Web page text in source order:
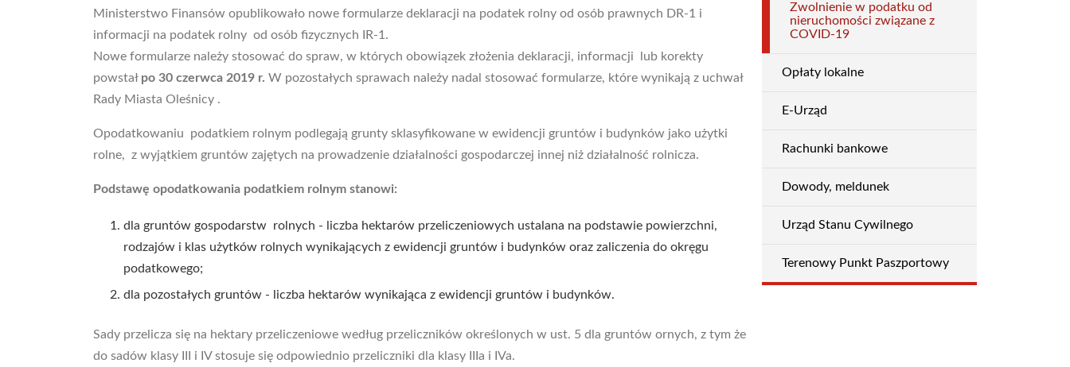
Ministerstwo Finansów opublikowało nowe formularze deklaracji na podatek rolny od osób prawnych DR-1 i
informacji na podatek rolny od osób fizycznych IR-1.
Nowe formularze należy stosować do spraw, w których obowiązek złożenia deklaracji, informacji lub korekty
powstał po 30 czerwca 2019 r. W pozostałych sprawach należy nadal stosować formularze, które wynikają z uchwał
Rady Miasta Oleśnicy .
Opodatkowaniu podatkiem rolnym podlegają grunty sklasyfikowane w ewidencji gruntów i budynków jako użytki
rolne, z wyjątkiem gruntów zajętych na prowadzenie działalności gospodarczej innej niż działalność rolnicza.
Podstawę opodatkowania podatkiem rolnym stanowi:
dla gruntów gospodarstw rolnych - liczba hektarów przeliczeniowych ustalana na podstawie powierzchni,
rodzajów i klas użytków rolnych wynikających z ewidencji gruntów i budynków oraz zaliczenia do okręgu
podatkowego;
dla pozostałych gruntów - liczba hektarów wynikająca z ewidencji gruntów i budynków.
Sady przelicza się na hektary przeliczeniowe według przeliczników określonych w ust. 5 dla gruntów ornych, z tym że
do sadów klasy III i IV stosuje się odpowiednio przeliczniki dla klasy IIIa i IVa.
Zwolnienie w podatku od
nieruchomości związane z
COVID-19
Opłaty lokalne
E-Urząd
Rachunki bankowe
Dowody, meldunek
Urząd Stanu Cywilnego
Terenowy Punkt Paszportowy